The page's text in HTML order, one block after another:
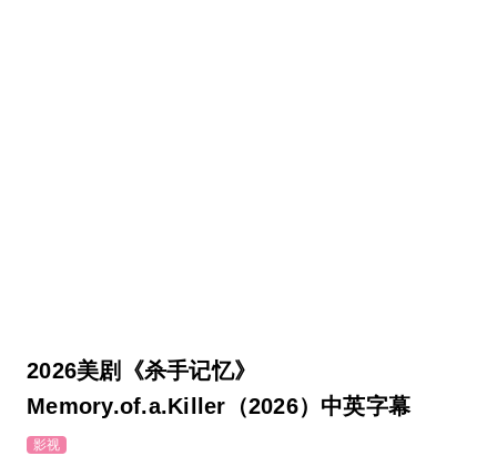
2026美剧《杀手记忆》
Memory.of.a.Killer（2026）中英字幕
影视